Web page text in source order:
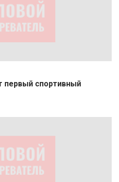
первый спортивный